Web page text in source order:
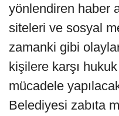
yönlendiren haber
siteleri ve sosyal
zamanki gibi
kişilere karşı
mücadele
Belediyesi zabıta